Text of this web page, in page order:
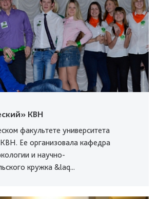
КВН
факультете университета
Ее организовала кафедра
и научно-
кружка &laq...